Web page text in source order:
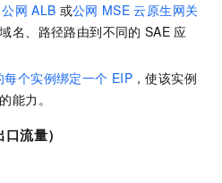
公网 ALB 或公网 MSE 云原生网关
名、路径路由到不同的 SAE 应
每个实例绑定一个 EIP，使该实例
能力。
流量）